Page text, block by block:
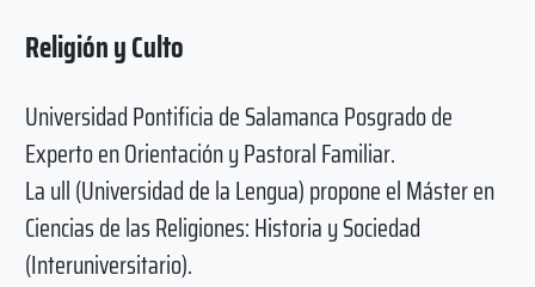
Religión y Culto
Universidad Pontificia de Salamanca Posgrado de
Experto en Orientación y Pastoral Familiar.
La ull (Universidad de la Lengua) propone el Máster en
Ciencias de las Religiones: Historia y Sociedad
(Interuniversitario).